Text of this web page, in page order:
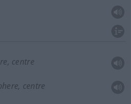
centre
centre